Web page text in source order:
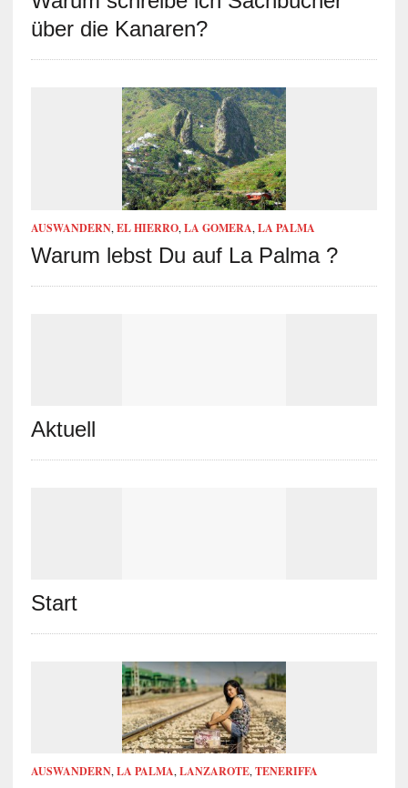
über die Kanaren?
AUSWANDERN, EL HIERRO, LA GOMERA, LA PALMA
Warum lebst Du auf La Palma ?
Aktuell
Start
AUSWANDERN,LA PALMA,LANZAROTE,TENERIFFA